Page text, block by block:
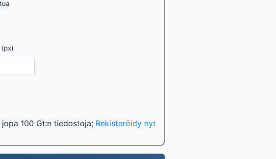
(px)
100 Gt:n tiedostoja; Rekisteröidy nyt